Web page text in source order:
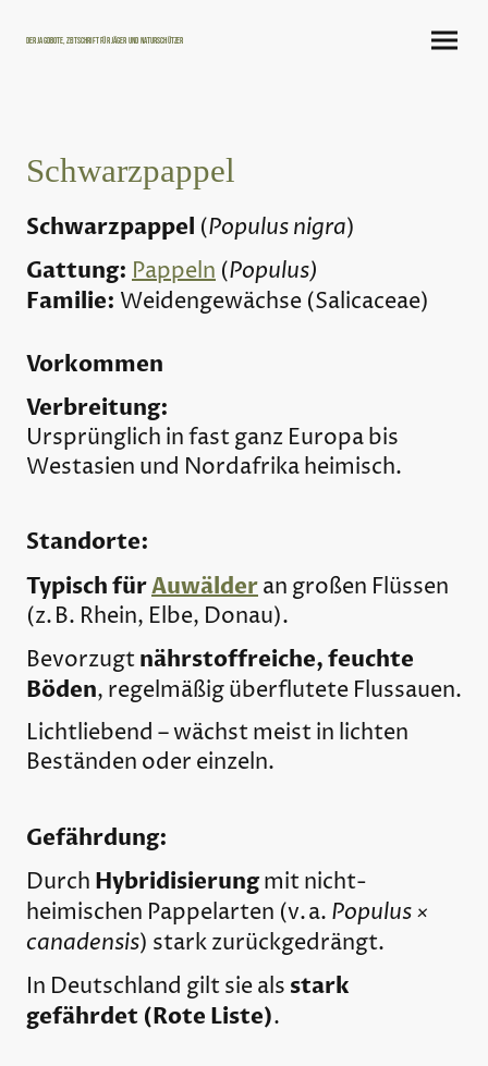
Der Jagdbote, Zeitschrift für Jäger und Naturschützer
Schwarzpappel
Schwarzpappel (Populus nigra)
Gattung: Pappeln (Populus)
Familie: Weidengewächse (Salicaceae)
Vorkommen
Verbreitung:
Ursprünglich in fast ganz Europa bis
Westasien und Nordafrika heimisch.
Standorte:
Typisch fürAuwälderan großen Flüssen
(z. B. Rhein, Elbe, Donau).
Bevorzugtnährstoffreiche, feuchte
Böden, regelmäßig überflutete Flussauen.
Lichtliebend – wächst meist in lichten
Beständen oder einzeln.
Gefährdung:
Durch Hybridisierungmit nicht-
heimischen Pappelarten (v. a. Populus ×
canadensis) stark zurückgedrängt.
In Deutschland gilt sie als stark
gefährdet (Rote Liste).